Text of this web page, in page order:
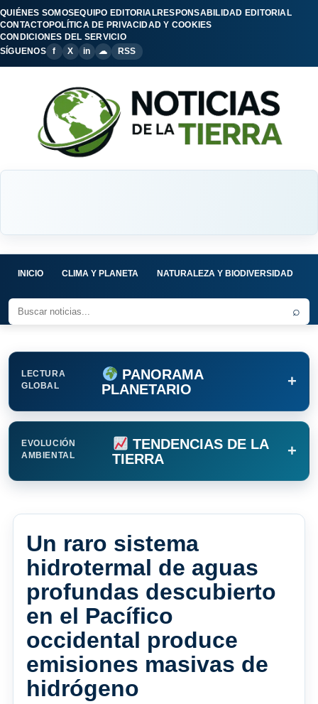
QUIÉNES SOMOSEQUIPO EDITORIALRESPONSABILIDAD EDITORIAL
CONTACTOPOLÍTICA DE PRIVACIDAD Y COOKIES
CONDICIONES DEL SERVICIO
SÍGUENOS
f X in ☁ RSS
INICIO CLIMA Y PLANETA NATURALEZA Y BIODIVERSIDAD
⌕
LECTURA
GLOBAL
PANORAMA
PLANETARIO
+
EVOLUCIÓN
AMBIENTAL
TENDENCIAS DE LA
TIERRA
+
Un raro sistema
hidrotermal de aguas
profundas descubierto
en el Pacífico
occidental produce
emisiones masivas de
hidrógeno